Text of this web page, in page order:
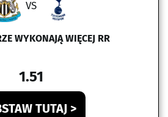
VS
WYKONAJĄ WIĘCEJ RR
1.51
TUTAJ >